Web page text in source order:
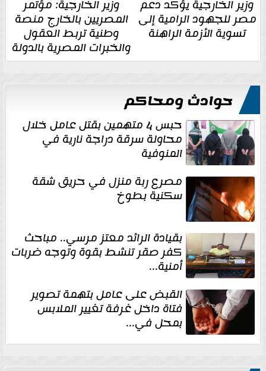
وزير الخارجية يؤكد دعم
مصر للجهود الرامية إلى
تسوية الأزمة الراهنة
وزير الخارجية: مؤتمر
المصريين بالخارج منصة
وطنية تربط العقول
والخبرات المصرية بالدولة
حوادث ومحاكم
حبس 4 متهمين بقتل عامل خلال
محاولة سرقة دراجة نارية في
المنوفية
مصرع ربة منزل في حريق شقة
سكنية بطوخ
بقيادة الرائد معتز مرسي.. مباحث
كفر صقر تنشط بقوة وتوجه ضربات
أمنية...
القبض على عامل بتهمة تصوير
فتاة داخل غرفة تغيير الملابس
بمحل في...